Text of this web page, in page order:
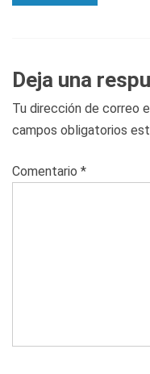
Deja una
Tu dirección de correo
campos obligatorios
Comentario *